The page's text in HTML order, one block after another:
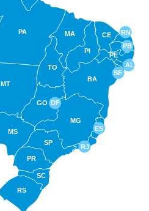
TO
BA
SE
PE
AL
RN
CE
PI
MA
PA
MT
MS
GO
PR
SC
RS
SP
MG
RJ
ES
DF
PB
Ordenar por: